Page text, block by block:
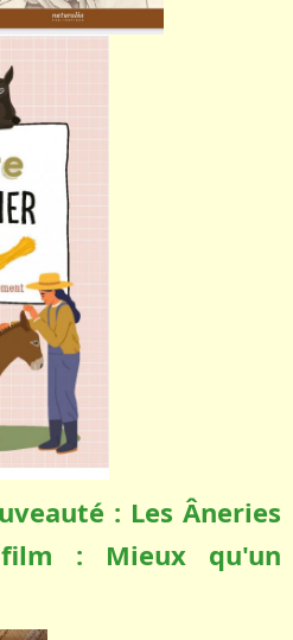
: Les Âneries
: Mieux qu'un